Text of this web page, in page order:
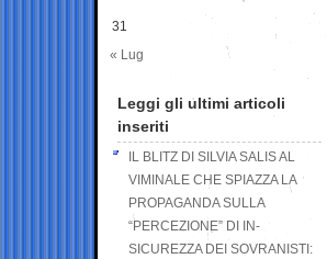
31
« Lug
Leggi gli ultimi articoli
inseriti
IL BLITZ DI SILVIA SALIS AL
VIMINALE CHE SPIAZZA LA
PROPAGANDA SULLA
“PERCEZIONE” DI IN-
SICUREZZA DEI SOVRANISTI: